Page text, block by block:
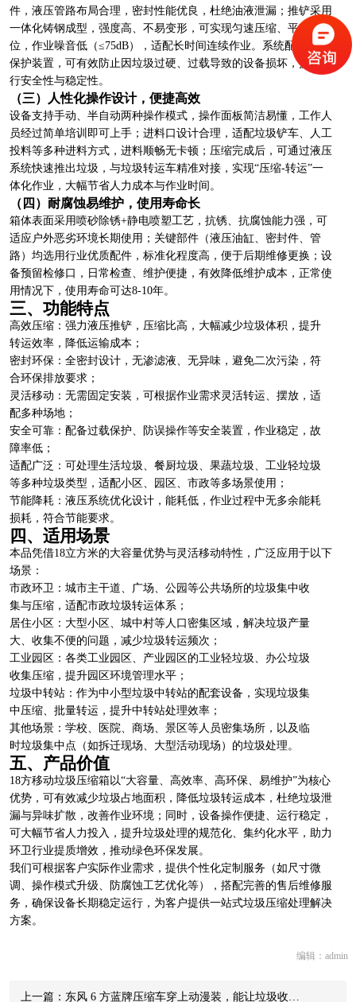
件，液压管路布局合理，密封性能优良，杜绝油液泄漏；推铲采用
一体化铸钢成型，强度高、不易变形，可实现匀速压缩、平稳复
位，作业噪音低（≤75dB），适配长时间连续作业。系统配备过载
保护装置，可有效防止因垃圾过硬、过载导致的设备损坏，提升运
行安全性与稳定性。
（三）人性化操作设计，便捷高效
设备支持手动、半自动两种操作模式，操作面板简洁易懂，工作人
员经过简单培训即可上手；进料口设计合理，适配垃圾铲车、人工
投料等多种进料方式，进料顺畅无卡顿；压缩完成后，可通过液压
系统快速推出垃圾，与垃圾转运车精准对接，实现“压缩-转运”一
体化作业，大幅节省人力成本与作业时间。
（四）耐腐蚀易维护，使用寿命长
箱体表面采用喷砂除锈+静电喷塑工艺，抗锈、抗腐蚀能力强，可
适应户外恶劣环境长期使用；关键部件（液压油缸、密封件、管
路）均选用行业优质配件，标准化程度高，便于后期维修更换；设
备预留检修口，日常检查、维护便捷，有效降低维护成本，正常使
用情况下，使用寿命可达8-10年。
三、功能特点
高效压缩：强力液压推铲，压缩比高，大幅减少垃圾体积，提升
转运效率，降低运输成本；
密封环保：全密封设计，无渗滤液、无异味，避免二次污染，符
合环保排放要求；
灵活移动：无需固定安装，可根据作业需求灵活转运、摆放，适
配多种场地；
安全可靠：配备过载保护、防误操作等安全装置，作业稳定，故
障率低；
适配广泛：可处理生活垃圾、餐厨垃圾、果蔬垃圾、工业轻垃圾
等多种垃圾类型，适配小区、园区、市政等多场景使用；
节能降耗：液压系统优化设计，能耗低，作业过程中无多余能耗
损耗，符合节能要求。
四、适用场景
本品凭借18立方米的大容量优势与灵活移动特性，广泛应用于以下
场景：
市政环卫：城市主干道、广场、公园等公共场所的垃圾集中收
集与压缩，适配市政垃圾转运体系；
居住小区：大型小区、城中村等人口密集区域，解决垃圾产量
大、收集不便的问题，减少垃圾转运频次；
工业园区：各类工业园区、产业园区的工业轻垃圾、办公垃圾
收集压缩，提升园区环境管理水平；
垃圾中转站：作为中小型垃圾中转站的配套设备，实现垃圾集
中压缩、批量转运，提升中转站处理效率；
其他场景：学校、医院、商场、景区等人员密集场所，以及临
时垃圾集中点（如拆迁现场、大型活动现场）的垃圾处理。
五、产品价值
18方移动垃圾压缩箱以“大容量、高效率、高环保、易维护”为核心
优势，可有效减少垃圾占地面积，降低垃圾转运成本，杜绝垃圾泄
漏与异味扩散，改善作业环境；同时，设备操作便捷、运行稳定，
可大幅节省人力投入，提升垃圾处理的规范化、集约化水平，助力
环卫行业提质增效，推动绿色环保发展。
我们可根据客户实际作业需求，提供个性化定制服务（如尺寸微
调、操作模式升级、防腐蚀工艺优化等），搭配完善的售后维修服
务，确保设备长期稳定运行，为客户提供一站式垃圾压缩处理解决
方案。
编辑：admin
上一篇：东风 6 方蓝牌压缩车穿上动漫装，能让垃圾收…